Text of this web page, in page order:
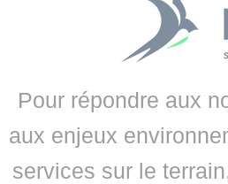
TOUTES LES INTERVIEWS
👉 PRENDRE LA PAROLE
•
•
👉
Pour répondre aux
aux enjeux
services sur le